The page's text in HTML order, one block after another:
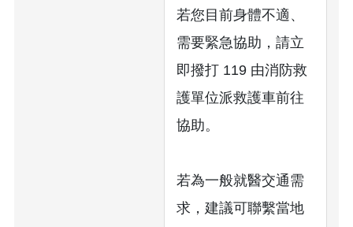
若您目前身體不適、
需要緊急協助，請立
即撥打 119 由消防救
護單位派救護車前往
協助。
若為一般就醫交通需
求，建議可聯繫當地